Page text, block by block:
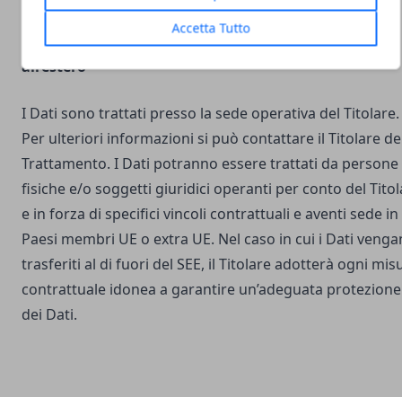
Accetta Tutto
Luogo del Trattamento e trasferimento dei Dati
all’estero
I Dati sono trattati presso la sede operativa del Titolare.
Per ulteriori informazioni si può contattare il Titolare
Trattamento. I Dati potranno essere trattati da persone
fisiche e/o soggetti giuridici operanti per conto del
e in forza di specifici vincoli contrattuali e aventi sede in
Paesi membri UE o extra UE. Nel caso in cui i Dati
trasferiti al di fuori del SEE, il Titolare adotterà ogni
contrattuale idonea a garantire un’adeguata protezione
dei Dati.